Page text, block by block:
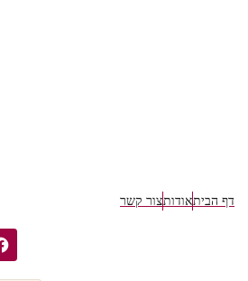
דף הביתאודותצור קשר